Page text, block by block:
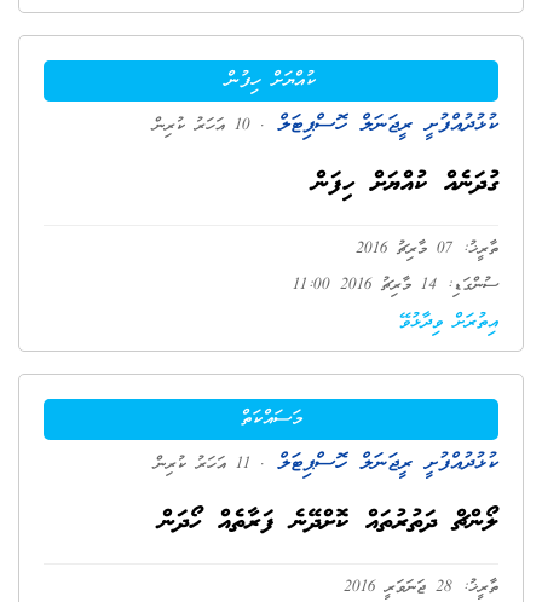
ކުއްޔަށް ހިފުން
ކުޅުދުއްފުށީ ރީޖަނަލް ހޮސްޕިޓަލް . 10 އަހަރު ކުރިން
ގުދަނެއް ކުއްޔަށް ހިފަން
ތާރީޚު: 07 މާރިޗު 2016
ސުންގަޑި: 14 މާރިޗު 2016 11:00
އިތުރަށް ވިދާޅުވޭ
މަސައްކަތް
ކުޅުދުއްފުށީ ރީޖަނަލް ހޮސްޕިޓަލް . 11 އަހަރު ކުރިން
ލޯންޗް ދަތުރުތައް ކޮށްދޭނެ ފަރާތެއް ހޯދަން
ތާރީޚު: 28 ޖަނަވަރީ 2016